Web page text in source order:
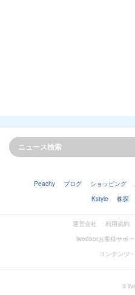
Peachy ブログ ショッピング
Kstyle
株探
運営会社 利用規約
livedoorお客様サポ
コンテンツ
©